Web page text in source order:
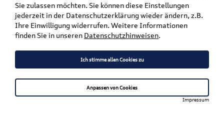
Artikel für ihr Modell
Marke wählen
Sie zulassen möchten. Sie können diese Einstellungen
jederzeit in der Datenschutzerklärung wieder ändern, z.B.
Ihre Einwilligung widerrufen. Weitere Informationen
finden Sie in unseren Datenschutzhinweisen.
Ich stimme allen Cookies zu
Anpassen von Cookies
Impressum